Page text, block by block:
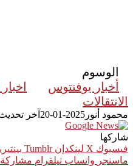
الوسوم
أخبار يوفنتوس
الانتقالات
محمود أنور 2025-01-20 آخر تحديث: 2025-
شاركها
فيسبوك ‫X لينكدإن
ماسنجر واتساب تيلقرام مشاركة